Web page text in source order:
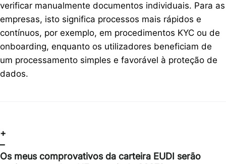
verificar manualmente documentos individuais. Para as
empresas, isto significa processos mais rápidos e
contínuos, por exemplo, em procedimentos KYC ou de
onboarding, enquanto os utilizadores beneficiam de
um processamento simples e favorável à proteção de
dados.
+
–
Os meus comprovativos da carteira EUDI serão